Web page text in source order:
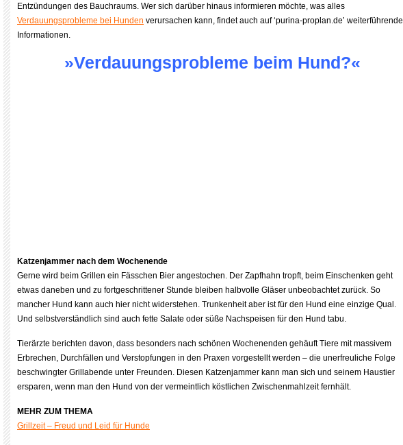
Entzündungen des Bauchraums. Wer sich darüber hinaus informieren möchte, was alles
Verdauungsprobleme bei Hunden verursachen kann, findet auch auf ‘purina-proplan.de’ weiterführende
Informationen.
»Verdauungsprobleme beim Hund?«
Katzenjammer nach dem Wochenende
Gerne wird beim Grillen ein Fässchen Bier angestochen. Der Zapfhahn tropft, beim Einschenken geht
etwas daneben und zu fortgeschrittener Stunde bleiben halbvolle Gläser unbeobachtet zurück. So
mancher Hund kann auch hier nicht widerstehen. Trunkenheit aber ist für den Hund eine einzige Qual.
Und selbstverständlich sind auch fette Salate oder süße Nachspeisen für den Hund tabu.
Tierärzte berichten davon, dass besonders nach schönen Wochenenden gehäuft Tiere mit massivem
Erbrechen, Durchfällen und Verstopfungen in den Praxen vorgestellt werden – die unerfreuliche Folge
beschwingter Grillabende unter Freunden. Diesen Katzenjammer kann man sich und seinem Haustier
ersparen, wenn man den Hund von der vermeintlich köstlichen Zwischenmahlzeit fernhält.
MEHR ZUM THEMA
Grillzeit – Freud und Leid für Hunde